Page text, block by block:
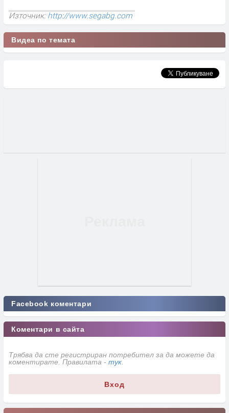
Източник:http://www.segabg.com
Видеа по темата
Facebook коментари
Коментари в сайта
Трябва да сте регистриран потребител за да можете да
коментирате. Правилата - тук
Вход